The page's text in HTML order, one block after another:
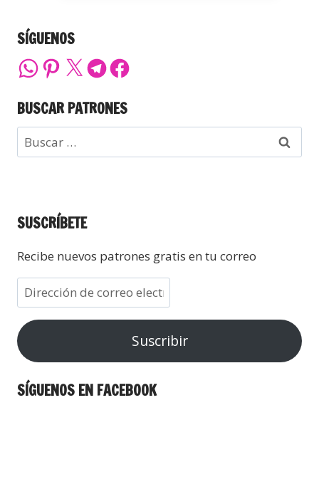
SÍGUENOS
BUSCAR PATRONES
SUSCRÍBETE
Recibe nuevos patrones gratis en tu correo
Suscribir
SÍGUENOS EN FACEBOOK